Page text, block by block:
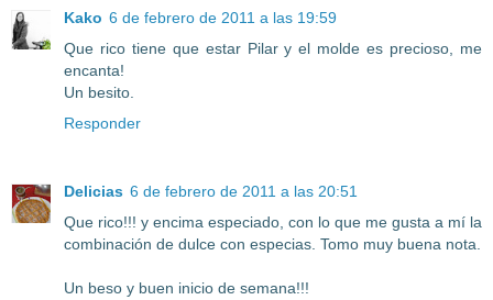
Kako 6 de febrero de 2011 a las 19:59
Que rico tiene que estar Pilar y el molde es precioso, me
encanta!
Un besito.
Responder
Delicias 6 de febrero de 2011 a las 20:51
Que rico!!! y encima especiado, con lo que me gusta a mí la
combinación de dulce con especias. Tomo muy buena nota.
Un beso y buen inicio de semana!!!